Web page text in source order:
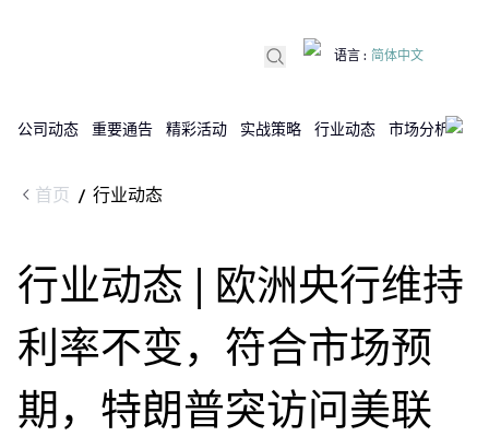
公司动态 重要通告 精彩活动 实战策略 行业动态 市场分析
语言 : 简体中文
首页 / 行业动态
行业动态 | 欧洲央行维持
利率不变，符合市场预
期，特朗普突访问美联